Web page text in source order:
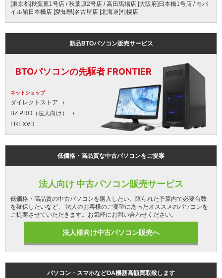
[東京都]秋葉原1号店 / 秋葉原2号店 / 高田馬場店 [大阪府]日本橋1号店 / モバ
イル館日本橋店 [愛知県]名古屋店 [北海道]札幌店
新品BTOパソコン販売サービス
BTOパソコンの先駆者 FRONTIER
ネットショップ
ダイレクトストア
BZ PRO（法人向け）
FREX∀R
低価格・高品質な中古パソコンをご提案
法人向け 中古パソコン販売サービス
低価格・高品質の中古パソコンを購入したい、限られた予算内で必要台数
を確保したいなど、 法人のお客様のご要望にあったオススメのパソコンを
ご提案させていただきます。お気軽にお問い合わせください。
法人様向け中古パソコン販売へ
パソコン・スマホなどOA機器高額買取致します